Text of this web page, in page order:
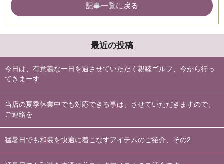
記事一覧に戻る
最近の投稿
今日は、有意義な一日を過させていただく親睦ゴルフ、今から行っ
てきまーす
当店の夏季休業中でも対応できる事は、させていただきますので、
ご連絡を
猛暑日でも和装を快適に着こなすアイテムのご紹介、その2